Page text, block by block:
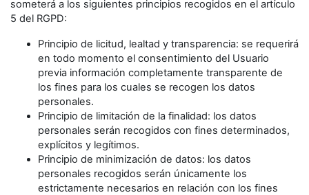
someterá a los siguientes principios recogidos en el artículo
5 del RGPD:
Principio de licitud, lealtad y transparencia: se requerirá
en todo momento el consentimiento del Usuario
previa información completamente transparente de
los fines para los cuales se recogen los datos
personales.
Principio de limitación de la finalidad: los datos
personales serán recogidos con fines determinados,
explícitos y legítimos.
Principio de minimización de datos: los datos
personales recogidos serán únicamente los
estrictamente necesarios en relación con los fines